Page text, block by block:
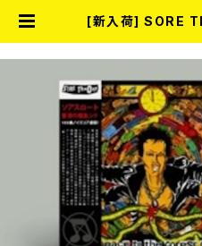
[新入荷] SORE
ORD